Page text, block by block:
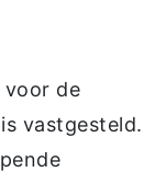
voor de
vastgesteld.